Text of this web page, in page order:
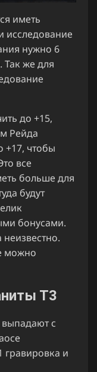
иметь
исследование
нужно 6
Так же для
до +15,
Рейда
+17, чтобы
все
больше для
будут
бонусами.
можно
Т3
с
гравировка и